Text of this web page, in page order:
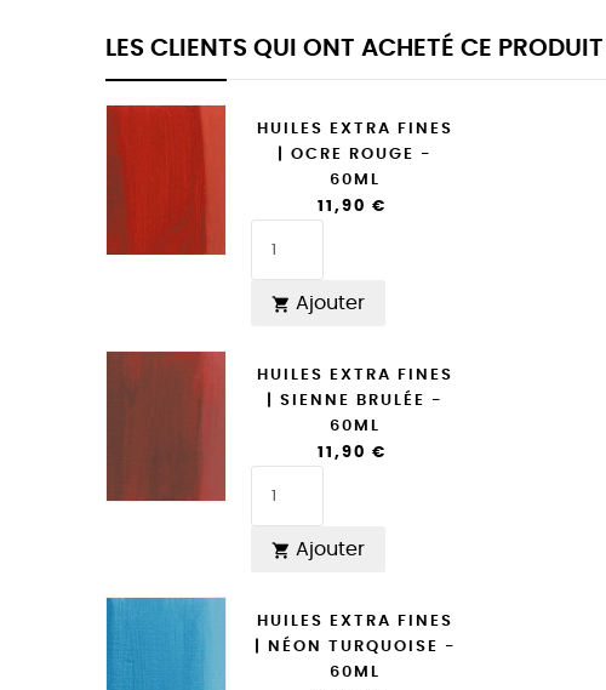
LES CLIENTS QUI ONT ACHETÉ CE
HUILES EXTRA FINES
| OCRE ROUGE -
60ML
11,90 €
 Ajouter
HUILES EXTRA FINES
| SIENNE BRULÉE -
60ML
11,90 €
 Ajouter
HUILES EXTRA FINES
| NÉON TURQUOISE -
60ML